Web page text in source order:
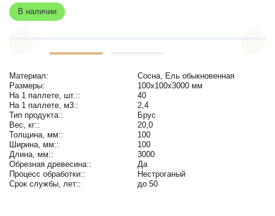
В наличии
Материал:
Сосна, Ель обыкновенная
Размеры:
100х100х3000 мм
На 1 паллете, шт.::
40
На 1 паллете, м3::
2,4
Тип продукта::
Брус
Вес, кг::
20,0
Толщина, мм::
100
Ширина, мм::
100
Длина, мм::
3000
Обрезная древесина::
Да
Процесс обработки::
Нестроганый
Срок службы, лет::
до 50